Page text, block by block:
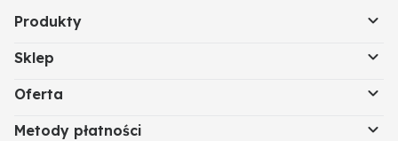
Produkty
Sklep
Oferta
Metody płatności